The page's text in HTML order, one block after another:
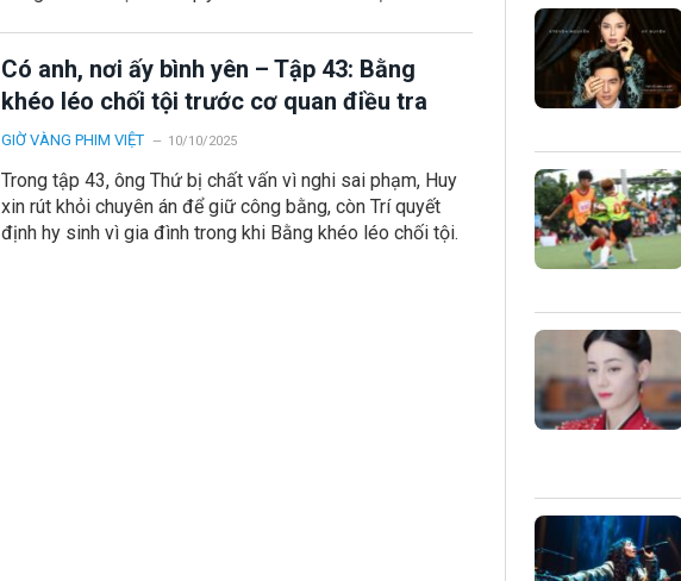
Có anh, nơi ấy bình yên – Tập 43: Bằng
khéo léo chối tội trước cơ quan điều tra
GIỜ VÀNG PHIM VIỆT 10/10/2025
Trong tập 43, ông Thứ bị chất vấn vì nghi sai phạm, Huy
xin rút khỏi chuyên án để giữ công bằng, còn Trí quyết
định hy sinh vì gia đình trong khi Bằng khéo léo chối tội.